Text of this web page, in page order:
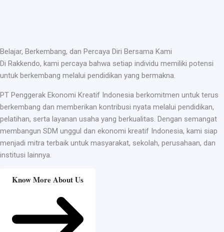
Belajar, Berkembang, dan Percaya Diri Bersama Kami
Di Rakkendo, kami percaya bahwa setiap individu memiliki potensi
untuk berkembang melalui pendidikan yang bermakna.
PT Penggerak Ekonomi Kreatif Indonesia berkomitmen untuk terus
berkembang dan memberikan kontribusi nyata melalui pendidikan,
pelatihan, serta layanan usaha yang berkualitas. Dengan semangat
membangun SDM unggul dan ekonomi kreatif Indonesia, kami siap
menjadi mitra terbaik untuk masyarakat, sekolah, perusahaan, dan
institusi lainnya.
Know More About Us